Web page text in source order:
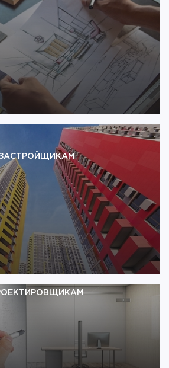
– важный элемент
интерьера. Поэтому
дизайнерам и
решения для
декоративные
улучшат акустику
дизайнерской
нашему производству и
вы всегда можете
в проектировании,
предложения с нашей
присутствие в сегменте
строительства и готовы
с застройщиками
«ТехноСонус» – один из
звукоизоляционных
и виброизоляционных
рынке, поэтому мы
преимущества вашей
покупателей.
активно сотрудничает с
на всей территории
за широкий ассортимент
и акустических материалов
который позволяет
инженерные задачи при
высокий уровень сервиса.